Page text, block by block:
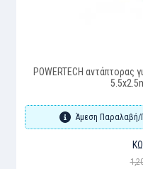
POWERTECH αντάπτορας
Άμεση Παραλαβή/